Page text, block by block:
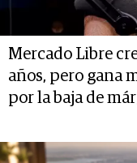
Mercado Libre
años, pero gana
por la baja de